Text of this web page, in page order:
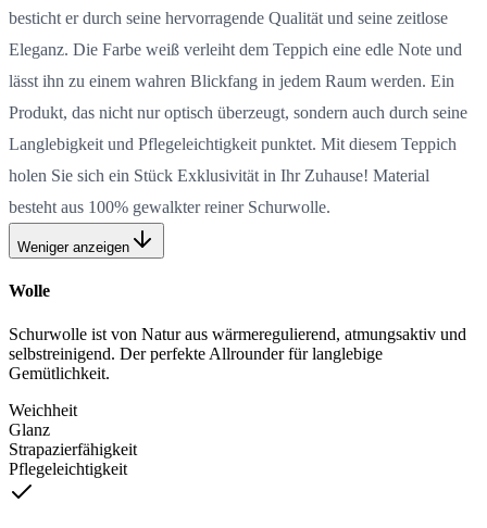
besticht er durch seine hervorragende Qualität und seine zeitlose
Eleganz. Die Farbe weiß verleiht dem Teppich eine edle Note und
lässt ihn zu einem wahren Blickfang in jedem Raum werden. Ein
Produkt, das nicht nur optisch überzeugt, sondern auch durch seine
Langlebigkeit und Pflegeleichtigkeit punktet. Mit diesem Teppich
holen Sie sich ein Stück Exklusivität in Ihr Zuhause! Material
besteht aus 100% gewalkter reiner Schurwolle.
Weniger anzeigen
Wolle
Schurwolle ist von Natur aus wärmeregulierend, atmungsaktiv und
selbstreinigend. Der perfekte Allrounder für langlebige
Gemütlichkeit.
Weichheit
Glanz
Strapazierfähigkeit
Pflegeleichtigkeit